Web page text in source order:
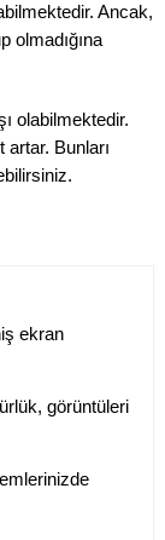
Ancak,
olmadığına
olabilmektedir.
Bunları
ekran
görüntüleri